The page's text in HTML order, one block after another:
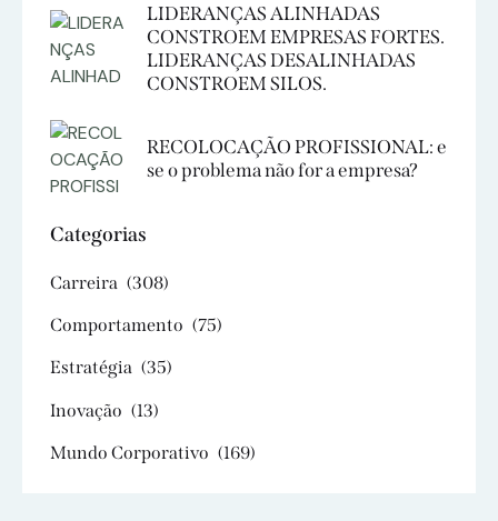
LIDERANÇAS ALINHADAS
CONSTROEM EMPRESAS FORTES.
LIDERANÇAS DESALINHADAS
CONSTROEM SILOS.
RECOLOCAÇÃO PROFISSIONAL: e
se o problema não for a empresa?
Categorias
Carreira (308)
Comportamento (75)
Estratégia (35)
Inovação (13)
Mundo Corporativo (169)